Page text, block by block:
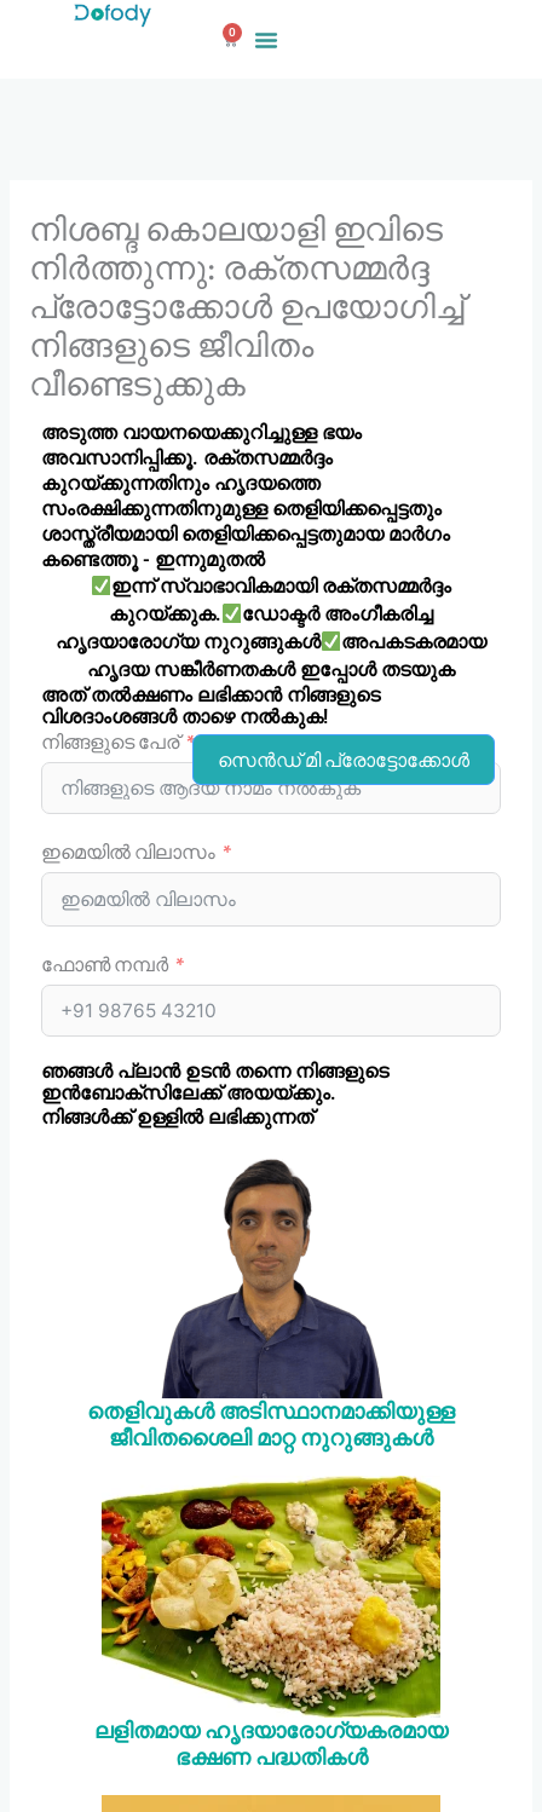
ഉള്ളടക്കത്തിലേക്ക്
0
കാർട്ട്
നിശബ്ദ കൊലയാളി ഇവിടെ
നിർത്തുന്നു: രക്തസമ്മർദ്ദ
പ്രോട്ടോക്കോൾ ഉപയോഗിച്ച്
നിങ്ങളുടെ ജീവിതം
വീണ്ടെടുക്കുക
അടുത്ത വായനയെക്കുറിച്ചുള്ള ഭയം
അവസാനിപ്പിക്കൂ. രക്തസമ്മർദ്ദം
കുറയ്ക്കുന്നതിനും ഹൃദയത്തെ
സംരക്ഷിക്കുന്നതിനുമുള്ള തെളിയിക്കപ്പെട്ടതും
ശാസ്ത്രീയമായി തെളിയിക്കപ്പെട്ടതുമായ മാർഗം
കണ്ടെത്തൂ - ഇന്നുമുതൽ
ഇന്ന് സ്വാഭാവികമായി രക്തസമ്മർദ്ദം
കുറയ്ക്കുക.
ഡോക്ടർ അംഗീകരിച്ച
ഹൃദയാരോഗ്യ നുറുങ്ങുകൾ
അപകടകരമായ
ഹൃദയ സങ്കീർണതകൾ ഇപ്പോൾ തടയുക
അത് തൽക്ഷണം ലഭിക്കാൻ നിങ്ങളുടെ
വിശദാംശങ്ങൾ താഴെ നൽകുക!
നിങ്ങളുടെ പേര്
ഇമെയിൽ വിലാസം
ഫോൺ നമ്പർ
സെൻഡ് മി പ്രോട്ടോക്കോൾ
ഞങ്ങൾ പ്ലാൻ ഉടൻ തന്നെ നിങ്ങളുടെ
ഇൻബോക്സിലേക്ക് അയയ്ക്കും.
നിങ്ങൾക്ക് ഉള്ളിൽ ലഭിക്കുന്നത്
തെളിവുകൾ അടിസ്ഥാനമാക്കിയുള്ള
ജീവിതശൈലി മാറ്റ നുറുങ്ങുകൾ
ലളിതമായ ഹൃദയാരോഗ്യകരമായ
ഭക്ഷണ പദ്ധതികൾ